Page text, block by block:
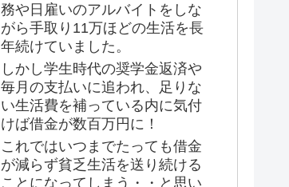
務や日雇いのアルバイトをしな
がら手取り11万ほどの生活を長
年続けていました。
しかし学生時代の奨学金返済や
毎月の支払いに追われ、足りな
い生活費を補っている内に気付
けば借金が数百万円に！
これではいつまでたっても借金
が減らず貧乏生活を送り続ける
ことになってしまう・・と思い